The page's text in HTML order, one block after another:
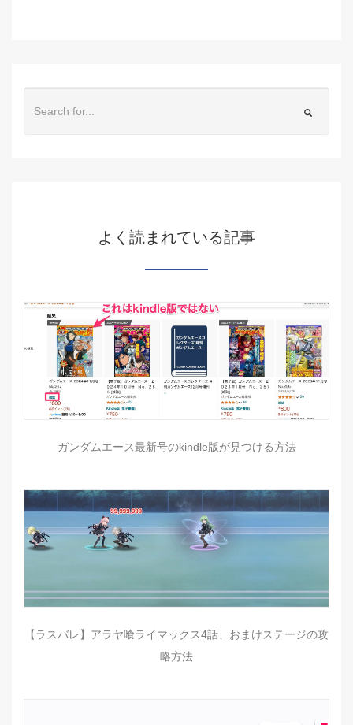
よく読まれている記事
ガンダムエース最新号のkindle版が見つける方法
【ラスバレ】アラヤ喰ライマックス4話、おまけステージの攻
略方法